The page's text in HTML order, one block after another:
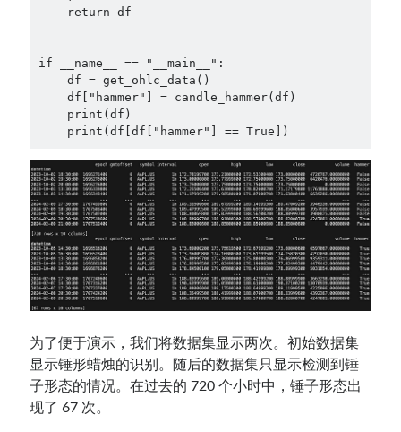
if __name__ == "__main__":
    print(df[df["hammer"] == True])
为了便于演示，我们将数据集显示两次。初始数据集
显示锤形蜡烛的识别。随后的数据集只显示检测到锤
子形态的情况。在过去的 720 个小时中，锤子形态出
现了 67 次。